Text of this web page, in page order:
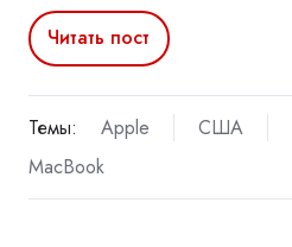
Читать пост
Темы: Apple США
MacBook